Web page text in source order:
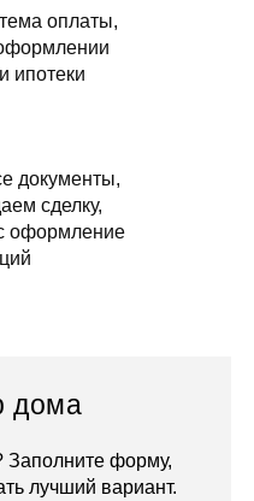
оплаты,
ипотеки
документы,
сделку,
оформление
дома
Заполните форму,
лучший вариант.